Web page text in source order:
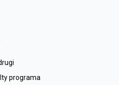
programa